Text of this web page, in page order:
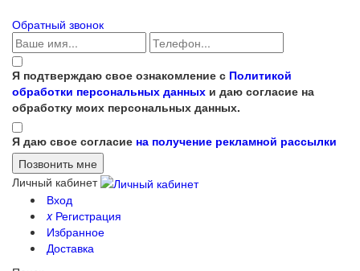
Обратный звонок
Я подтверждаю свое ознакомление с Политикой
обработки персональных данных и даю согласие на
обработку моих персональных данных.
Я даю свое согласие на получение рекламной рассылки
Личный кабинет
Вход
xРегистрация
Избранное
Доставка